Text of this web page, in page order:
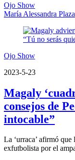
Ojo Show
María Alessandra Plaza
Ojo Show
2023-5-23
Magaly
consejos de
intocable”
La ‘urraca’ afirmó
exfutbolista por el